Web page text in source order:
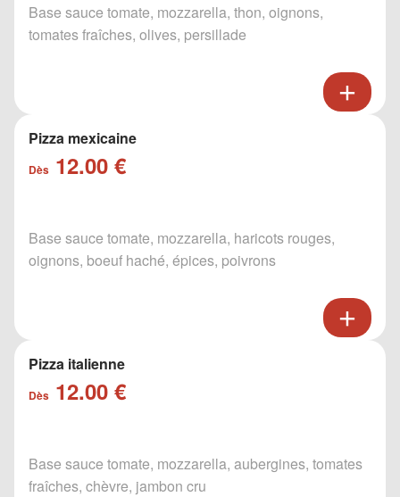
Base sauce tomate, mozzarella, thon, oignons,
tomates fraîches, olives, persillade
Pizza mexicaine
Dès 12.00 €
Base sauce tomate, mozzarella, haricots rouges,
oignons, boeuf haché, épices, poivrons
Pizza italienne
Dès 12.00 €
Base sauce tomate, mozzarella, aubergines, tomates
fraîches, chèvre, jambon cru